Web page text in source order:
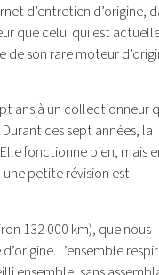
d’entretien d’origine,
que celui qui est
de son rare moteur
ans à un collectionneur
ces sept années, la
fonctionne bien, mais
petite révision est
132 000 km), que nous
L’ensemble